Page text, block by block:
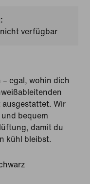
verfügbar
– egal, wohin dich
ausgestattet. Wir
bequem
damit du
kühl bleibst.